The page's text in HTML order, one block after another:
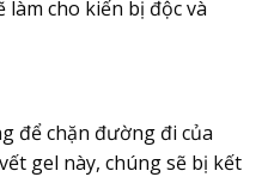
cho kiến bị độc và
để chặn đường đi của
gel này, chúng sẽ bị kết